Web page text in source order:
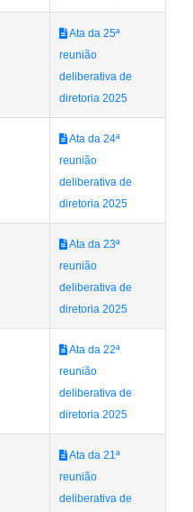
Ata da 25ª
reunião
deliberativa de
diretoria 2025
Ata da 24ª
reunião
deliberativa de
diretoria 2025
Ata da 23ª
reunião
deliberativa de
diretoria 2025
Ata da 22ª
reunião
deliberativa de
diretoria 2025
Ata da 21ª
reunião
deliberativa de